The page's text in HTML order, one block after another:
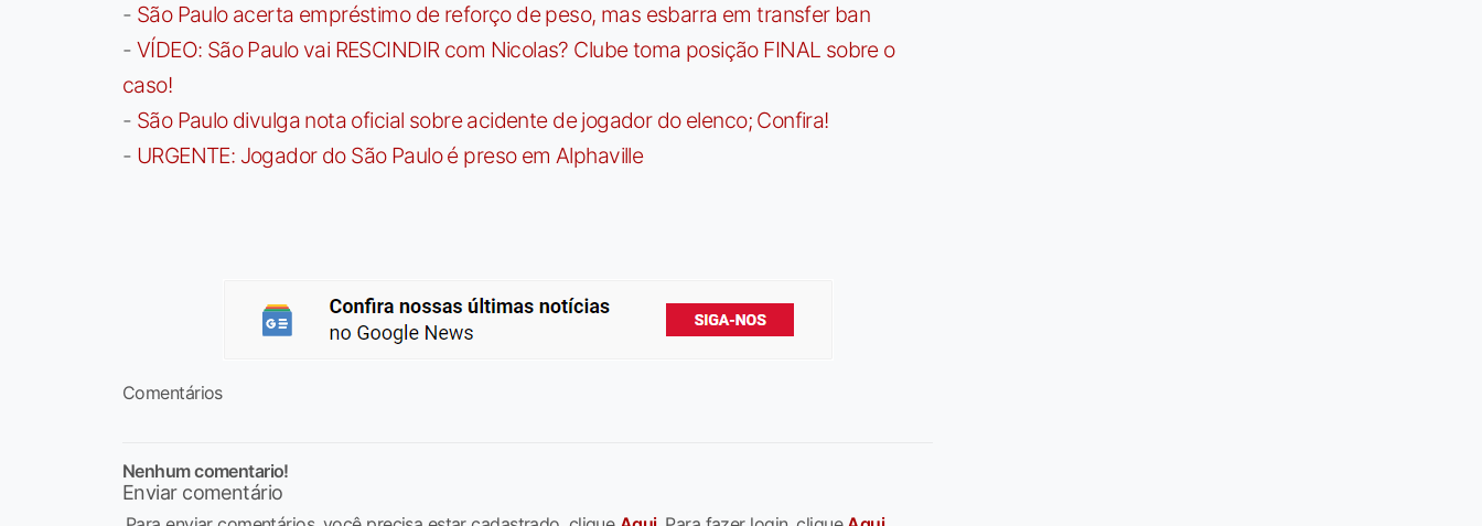
- São Paulo acerta empréstimo de reforço de peso, mas esbarra em transfer ban
- VÍDEO: São Paulo vai RESCINDIR com Nicolas? Clube toma posição FINAL sobre o
caso!
- São Paulo divulga nota oficial sobre acidente de jogador do elenco; Confira!
- URGENTE: Jogador do São Paulo é preso em Alphaville
Comentários
Nenhum comentario!
Enviar comentário